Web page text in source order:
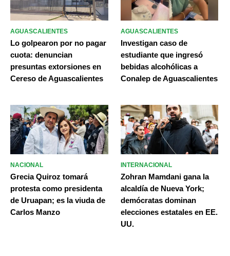
AGUASCALIENTES
Lo golpearon por no pagar
cuota: denuncian
presuntas extorsiones en
Cereso de Aguascalientes
AGUASCALIENTES
Investigan caso de
estudiante que ingresó
bebidas alcohólicas a
Conalep de Aguascalientes
NACIONAL
Grecia Quiroz tomará
protesta como presidenta
de Uruapan; es la viuda de
Carlos Manzo
INTERNACIONAL
Zohran Mamdani gana la
alcaldía de Nueva York;
demócratas dominan
elecciones estatales en EE.
UU.